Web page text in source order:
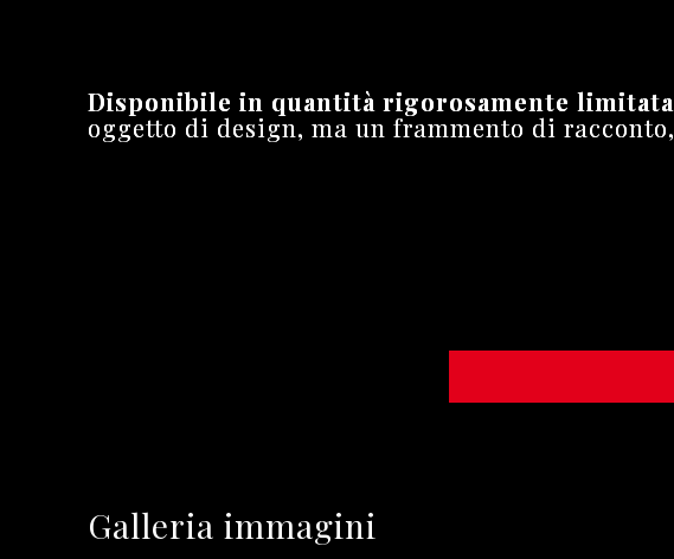
Disponibile in quantità rigorosamente limitata
oggetto di design, ma un frammento di racconto,
Galleria immagini